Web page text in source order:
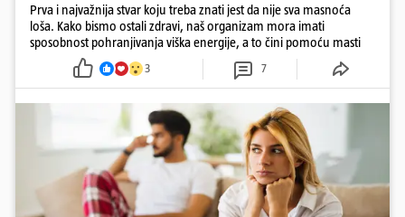
Prva i najvažnija stvar koju treba znati jest da nije sva masnoća
loša. Kako bismo ostali zdravi, naš organizam mora imati
sposobnost pohranjivanja viška energije, a to čini pomoću masti
3 7